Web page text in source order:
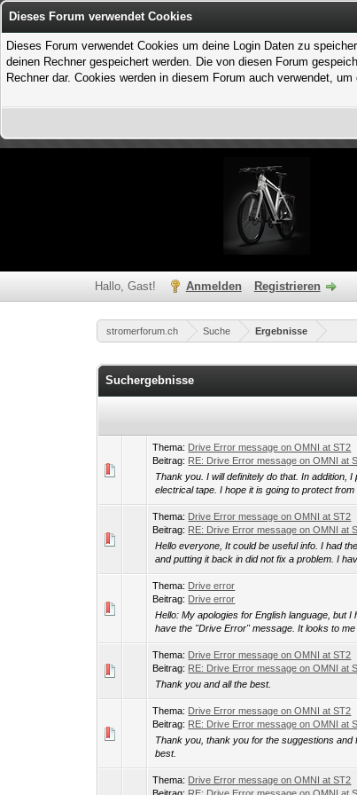
Dieses Forum verwendet Cookies
Dieses Forum verwendet Cookies um deine Login Daten zu
deinen Rechner gespeichert werden. Die von diesen Forum
Rechner dar. Cookies werden in diesem Forum auch verwendet,
Hallo, Gast! Anmelden Registrieren
stromerforum.ch Suche Ergebnisse
Suchergebnisse
Thema: Drive Error message on OMNI at ST2
Beitrag: RE: Drive Error message on OMNI at
Thank you. I will definitely do that. In addition,
electrical tape. I hope it is going to protect from
Thema: Drive Error message on OMNI at ST2
Beitrag: RE: Drive Error message on OMNI at
Hello everyone, It could be useful info. I had
and putting it back in did not fix a problem. I
Thema: Drive error
Beitrag: Drive error
Hello: My apologies for English language, but
have the "Drive Error" message. It looks to me
Thema: Drive Error message on OMNI at ST2
Beitrag: RE: Drive Error message on OMNI at
Thank you and all the best.
Thema: Drive Error message on OMNI at ST2
Beitrag: RE: Drive Error message on OMNI at
Thank you, thank you for the suggestions
best.
Thema: Drive Error message on OMNI at ST2